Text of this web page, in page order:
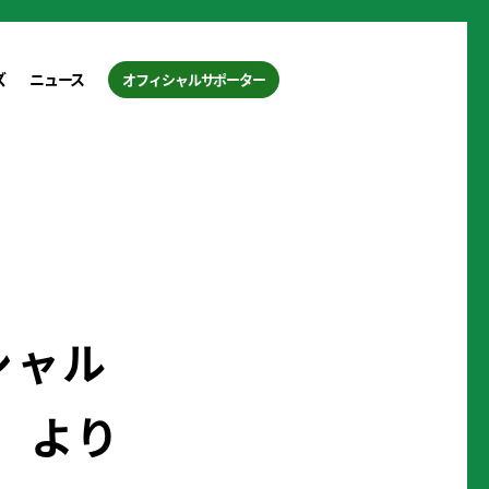
ニュース オフィシャルサポーター
ル
より